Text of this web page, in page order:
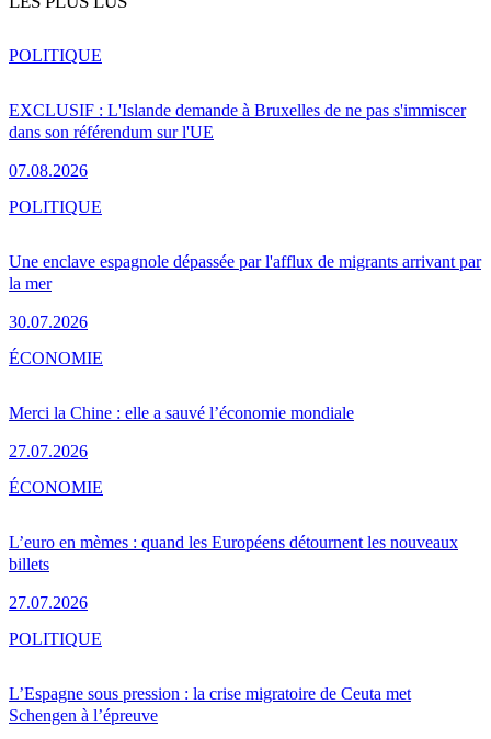
EXCLUSIF : L'Islande demande à Bruxelles de ne pas s'immiscer
dans son référendum sur l'UE
07.08.2026
POLITIQUE
Une enclave espagnole dépassée par l'afflux de migrants arrivant par
la mer
30.07.2026
POLITIQUE
Merci la Chine : elle a sauvé l’économie mondiale
27.07.2026
ÉCONOMIE
L’euro en mèmes : quand les Européens détournent les nouveaux
billets
27.07.2026
ÉCONOMIE
L’Espagne sous pression : la crise migratoire de Ceuta met
Schengen à l’épreuve
POLITIQUE